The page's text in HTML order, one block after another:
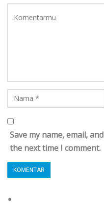
Save my name, email,
the next time I comment.